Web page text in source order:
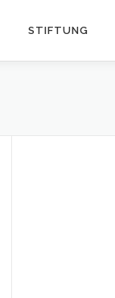
STIFTUNG